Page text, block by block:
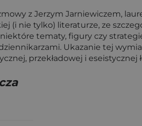
z Jerzym Jarniewiczem,
(i nie tylko) literaturze, ze
tematy, figury czy
Ukazanie tej
przekładowej i